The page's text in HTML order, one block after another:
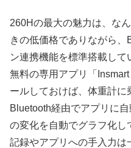
260Hの最大の魅力は、な
きの低価格でありながら
ン連携機能を標準搭載して
無料の専用アプリ「
ールしておけば、体重計
Bluetooth経由でアプリに
の変化を自動でグラフ化
記録やアプリへの手入力は